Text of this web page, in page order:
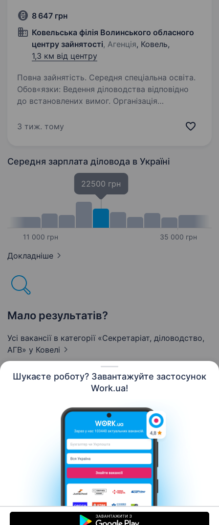
Шукаєте роботу? Завантажуйте застосунок
Work.ua!
8 647 грн
Ковельська філія Волинського обласного
центру зайнятості, Агенція, Ковель,
1,3 км від центру
Повна зайнятість. Середня спеціальна освіта.
Обов«язки: Ведення діловодства відповідно
до встановлених вимог. Організація
документообігу. Забезпечення комунікації між
3 тиж. тому
Середня зарплата діловода в Україні
11 000 грн
22500 грн
35 000 грн
Докладніше
Мало результатів?
Усі вакансії в категорії «Секретаріат, діловодство,
АГВ» у Ковелі
Контакти Про нас
Кар’єра
Допомога Умови використання